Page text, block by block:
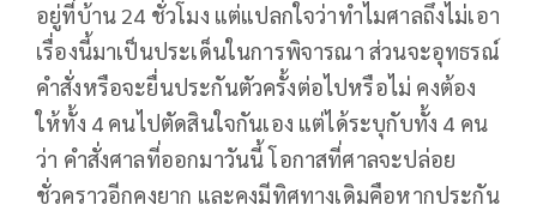
อยู่ที่บ้าน 24 ชั่วโมง แต่แปลกใจว่าทำไมศาลถึงไม่เอา
เรื่องนี้มาเป็นประเด็นในการพิจารณา ส่วนจะอุทธรณ์
คำสั่งหรือจะยื่นประกันตัวครั้งต่อไปหรือไม่ คงต้อง
ให้ทั้ง 4 คนไปตัดสินใจกันเอง แต่ได้ระบุกับทั้ง 4 คน
ว่า คำสั่งศาลที่ออกมาวันนี้ โอกาสที่ศาลจะปล่อย
ชั่วคราวอีกคงยาก และคงมีทิศทางเดิมคือหากประกัน